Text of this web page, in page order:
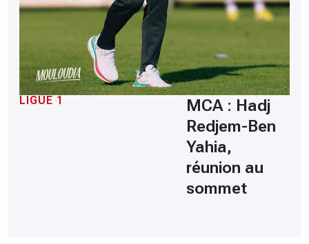
LIGUE 1
MCA : Hadj
Redjem-Ben
Yahia,
réunion au
sommet